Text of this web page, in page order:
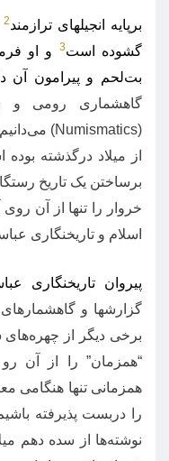
برپایه انجیلهای ترازمند2
گشوده است3
و او
بت‌لحم و پیرامون آن
گاهشماری رومی و
(Numismatics)
از میلاد درگذشته
برساختن یک تاریخ
خروار را تنها از آن
اسلام و تاریخنگاری
پیروان تاریخنگاری
گزارشها و
برخی دیگر از
“همزمان” را از آن
همزمانی تنها هنگامی
را دربست پذیرفته
نوشته‌ها از سده دهم